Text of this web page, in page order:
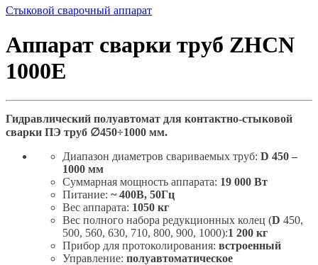
Стыковой сварочный аппарат
Аппарат сварки труб ZHCN
1000Е
Гидравлический полуавтомат для контактно-стыковой
сварки ПЭ труб ∅450÷1000 мм.
Диапазон диаметров свариваемых труб: D 450 –
1000 мм
Суммарная мощность аппарата: 19 000 Вт
Питание: ~ 400В, 50Гц
Вес аппарата: 1050 кг
Вес полного набора редукционных колец (D 450,
500, 560, 630, 710, 800, 900, 1000):1 200 кг
Прибор для протоколирования: встроенный
Управление: полуавтоматическое